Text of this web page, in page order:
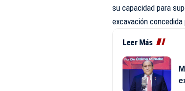
su capacidad para
excavación
Leer Más